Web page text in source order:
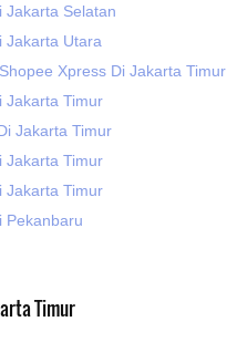
Jakarta Selatan
Jakarta Utara
Xpress Di Jakarta Timur
Jakarta Timur
Jakarta Timur
Jakarta Timur
Jakarta Timur
Pekanbaru
Timur